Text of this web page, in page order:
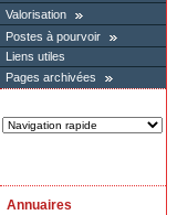
Valorisation
Postes à pourvoir
Liens utiles
Pages archivées
Annuaires